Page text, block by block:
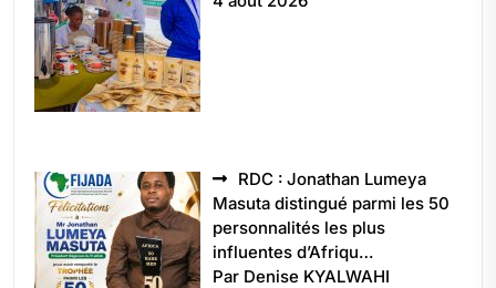
RDC : Jonathan Lumeya
Masuta distingué parmi les 50
personnalités les plus
influentes d’Afriqu…
Par Denise KYALWAHI